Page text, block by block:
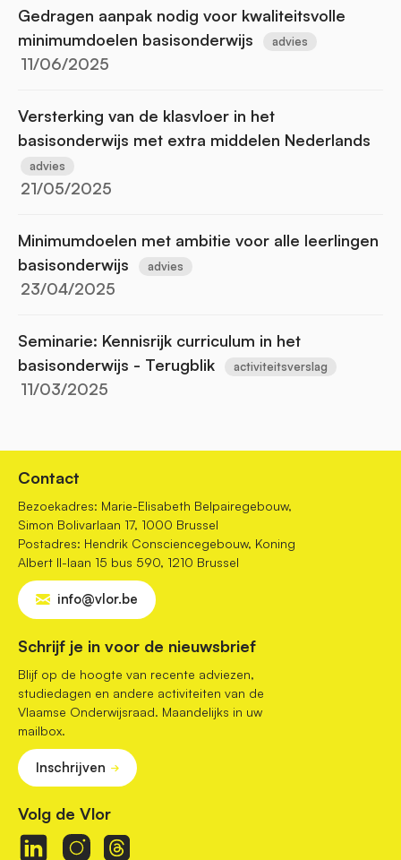
Gedragen aanpak nodig voor kwaliteitsvolle
minimumdoelen basisonderwijs
advies
11/06/2025
Versterking van de klasvloer in het
basisonderwijs met extra middelen Nederlands
advies
21/05/2025
Minimumdoelen met ambitie voor alle leerlingen
basisonderwijs
advies
23/04/2025
Seminarie: Kennisrijk curriculum in het
basisonderwijs - Terugblik
activiteitsverslag
11/03/2025
Contact
Bezoekadres: Marie-Elisabeth Belpairegebouw,
Simon Bolivarlaan 17, 1000 Brussel
Postadres: Hendrik Consciencegebouw, Koning
Albert II-laan 15 bus 590, 1210 Brussel
info@vlor.be
Schrijf je in voor de nieuwsbrief
Blijf op de hoogte van recente adviezen,
studiedagen en andere activiteiten van de
Vlaamse Onderwijsraad. Maandelijks in uw
mailbox.
Inschrijven
Volg de Vlor